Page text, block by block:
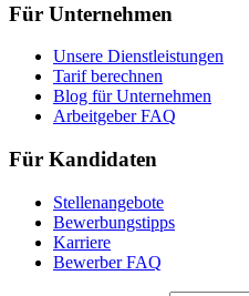
Für Unternehmen
Unsere Dienstleistungen
Tarif berechnen
Blog für Unternehmen
Arbeitgeber FAQ
Für Kandidaten
Stellenangebote
Bewerbungstipps
Karriere
Bewerber FAQ